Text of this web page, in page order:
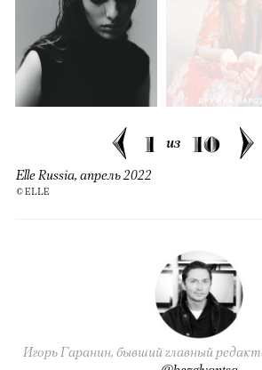
1 из 10
Elle Russia, апрель 2022
© ELLE
Игорь Гаранин, бывший главный